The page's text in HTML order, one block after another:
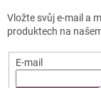
Vložte svůj e-mail a
produktech na
E-mail